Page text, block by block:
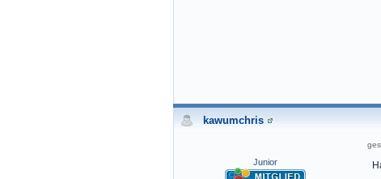
kawumchris
Junior